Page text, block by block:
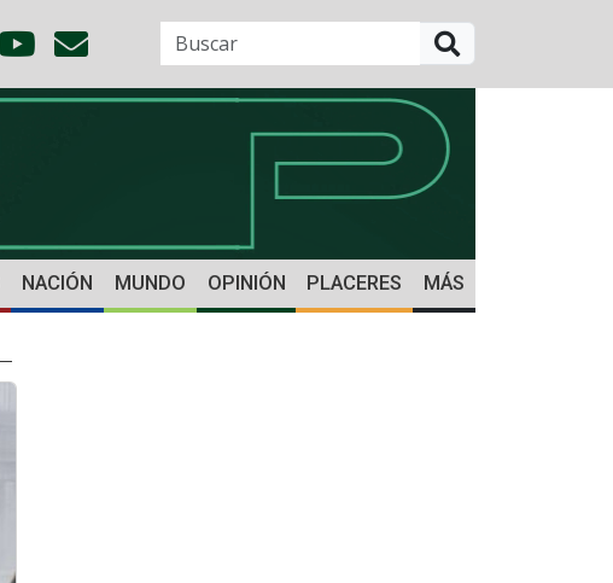
NACIÓN MUNDO OPINIÓN PLACERES MÁS